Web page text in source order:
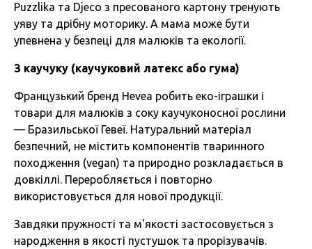
Puzzlika та Djeco з пресованого картону тренують
уяву та дрібну моторику. А мама може бути
упевнена у безпеці для малюків та екології.
З каучуку (каучуковий латекс або гума)
Французький бренд Hevea робить еко-іграшки і
товари для малюків з соку каучуконосної рослини
— Бразильської Гевеї. Натуральний матеріал
безпечний, не містить компонентів тваринного
походження (vegan) та природно розкладається в
довкіллі. Переробляється і повторно
використовується для нової продукції.
Завдяки пружності та м'якості застосовується з
народження в якості пустушок та прорізувачів.